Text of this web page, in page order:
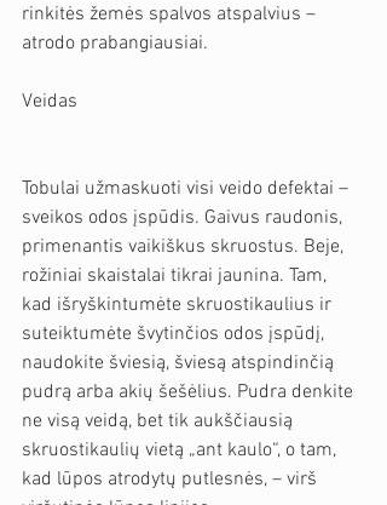
rinkitės žemės spalvos atspalvius –
atrodo prabangiausiai.
Veidas
Tobulai užmaskuoti visi veido defektai –
sveikos odos įspūdis. Gaivus raudonis,
primenantis vaikiškus skruostus. Beje,
rožiniai skaistalai tikrai jaunina. Tam,
kad išryškintumėte skruostikaulius ir
suteiktumėte švytinčios odos įspūdį,
naudokite šviesią, šviesą atspindinčią
pudrą arba akių šešėlius. Pudra denkite
ne visą veidą, bet tik aukščiausią
skruostikaulių vietą „ant kaulo“, o tam,
kad lūpos atrodytų putlesnės, – virš